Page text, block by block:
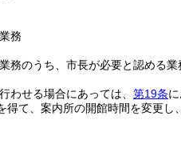
務
務のうち、市長が必要と認める業
わせる場合にあっては、 第19条
て、案内所の開館時間を変更